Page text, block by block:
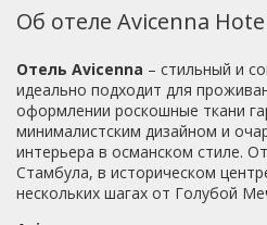
одном с рестораном этаже) мы
соседнем номере
санузел примыкал к стенке с
воды и вытяжки прямо в
абсолютно не
прекрасен. Ресторан с видом
Несколько видов сыров и
огурец, помидор, яичница и
чая и свежий хлеб. Очень
Об отеле Avicenna
Отель Avicenna – стильный и
идеально подходит для
оформлении роскошные ткани
минималистским дизайном и
интерьера в османском стиле.
Стамбула, в историческом
нескольких шагах от Голубой